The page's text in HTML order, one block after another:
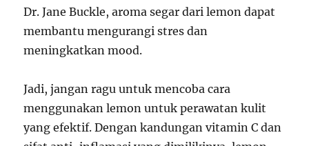
Dr. Jane Buckle, aroma segar dari lemon dapat
membantu mengurangi stres dan
meningkatkan mood.
Jadi, jangan ragu untuk mencoba cara
menggunakan lemon untuk perawatan kulit
yang efektif. Dengan kandungan vitamin C dan